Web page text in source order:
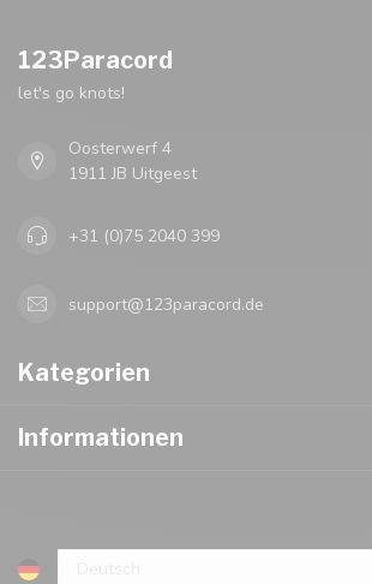
123Paracord
let's go knots!
Oosterwerf 4
1911 JB Uitgeest
+31 (0)75 2040 399
support@123paracord.de
Kategorien
Informationen